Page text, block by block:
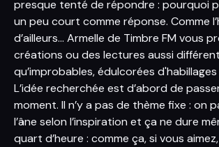
presque tenté de répondre : pourquoi
un peu court comme réponse. Comme
d’ailleurs... Armelle de Timbre FM vous
créations ou des lectures aussi
qu’improbables, édulcorées
L’idée recherchée est d’abord de
moment. Il n’y a pas de thème fixe : on
l’âne selon l’inspiration et ça ne dure
quart d’heure : comme ça, si vous